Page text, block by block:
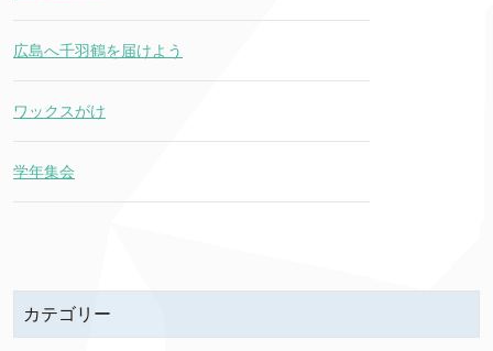
広島へ千羽鶴を届けよう
ワックスがけ
学年集会
カテゴリー